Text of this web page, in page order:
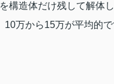
構造体だけ残して解体
10万から15万が平均的で